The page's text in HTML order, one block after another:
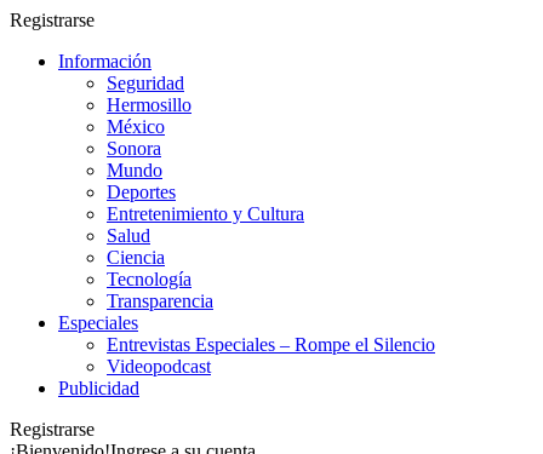
Registrarse
Información
Seguridad
Hermosillo
México
Sonora
Mundo
Deportes
Entretenimiento y Cultura
Salud
Ciencia
Tecnología
Transparencia
Especiales
Entrevistas Especiales – Rompe el Silencio
Videopodcast
Publicidad
Registrarse